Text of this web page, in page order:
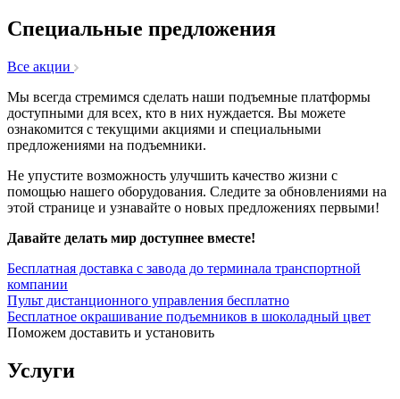
Специальные предложения
Все акции
Мы всегда стремимся сделать наши подъемные платформы
доступными для всех, кто в них нуждается. Вы можете
ознакомится с текущими акциями и специальными
предложениями на подъемники.
Не упустите возможность улучшить качество жизни с
помощью нашего оборудования. Следите за обновлениями на
этой странице и узнавайте о новых предложениях первыми!
Давайте делать мир доступнее вместе!
Бесплатная доставка с завода до терминала транспортной
компании
Пульт дистанционного управления бесплатно
Бесплатное окрашивание подъемников в шоколадный цвет
Поможем доставить и установить
Услуги